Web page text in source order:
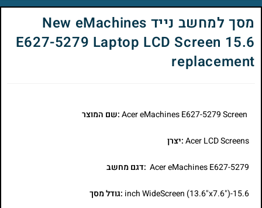
מסך למחשב נייד New eMachines
E627-5279 Laptop LCD Screen 15.6
replacement
:שם המוצר
Acer LCD Screens:יצרן
Acer eMachines E627-5279 :דגם מחשב
15.6-inch WideScreen (13.6"x7.6") :גודל מסך